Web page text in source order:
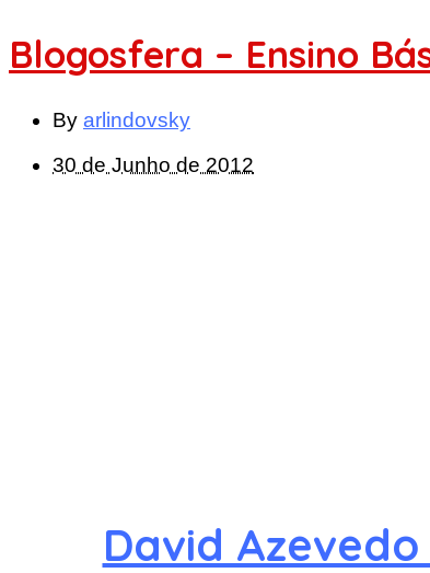
Blogosfera – Ensino
By arlindovsky
30 de Junho de 2012
David